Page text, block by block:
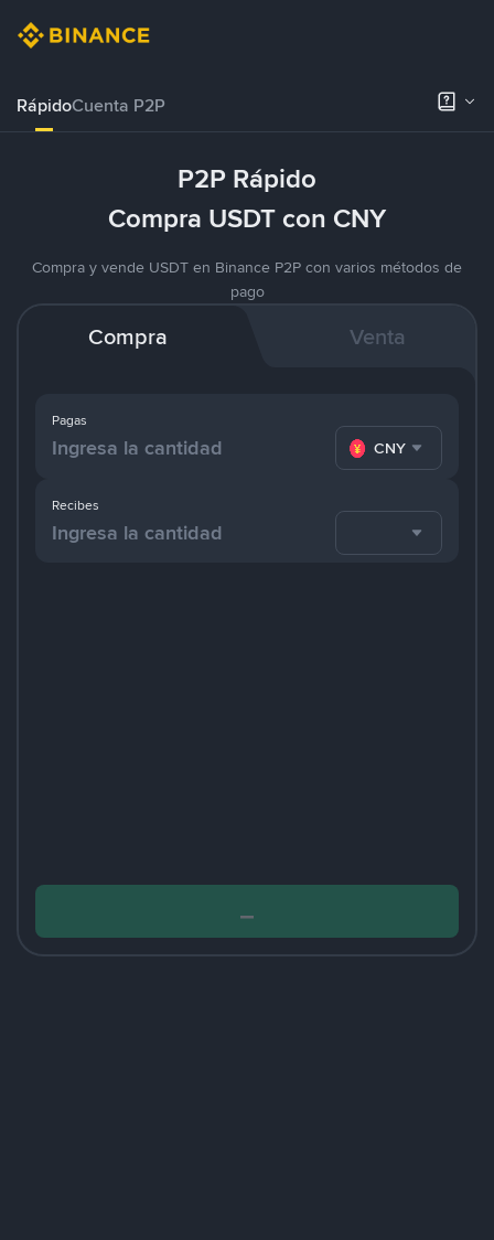
RápidoCuenta P2P
P2P Rápido
Compra USDT con CNY
Compra y vende USDT en Binance P2P con varios métodos de
pago
Compra Venta
Pagas
CNY
Recibes